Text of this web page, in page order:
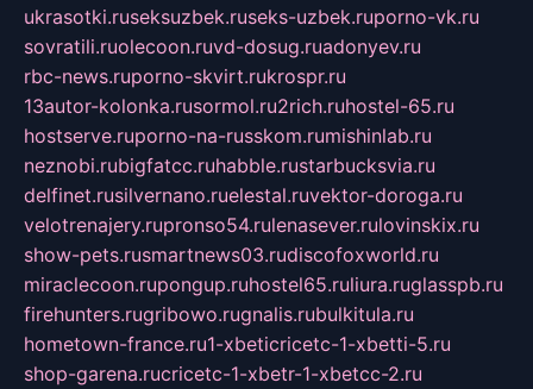
ukrasotki.ruseksuzbek.ruseks-uzbek.ruporno-vk.ru
sovratili.ruolecoon.ruvd-dosug.ruadonyev.ru
rbc-news.ruporno-skvirt.rukrospr.ru
13autor-kolonka.rusormol.ru2rich.ruhostel-65.ru
hostserve.ruporno-na-russkom.rumishinlab.ru
neznobi.rubigfatcc.ruhabble.rustarbucksvia.ru
delfinet.rusilvernano.ruelestal.ruvektor-doroga.ru
velotrenajery.rupronso54.rulenasever.rulovinskix.ru
show-pets.rusmartnews03.rudiscofoxworld.ru
miraclecoon.rupongup.ruhostel65.ruliura.ruglasspb.ru
firehunters.rugribowo.rugnalis.rubulkitula.ru
hometown-france.ru1-xbeticricetc-1-xbetti-5.ru
shop-garena.rucricetc-1-xbetr-1-xbetcc-2.ru